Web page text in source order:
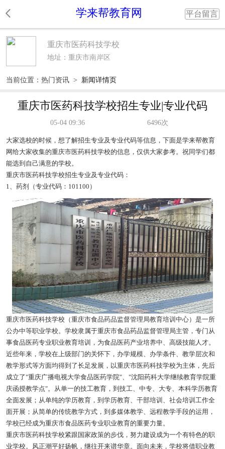
学来帮教育网 平台留言
重庆市医药科技学校
地址：重庆市南岸区
当前位置： 热门资讯 > 新闻详情页
重庆市医药科技学校招生专业|专业代码
05-04 09:36 6496次
大家选校的时候，想了解招生专业及专业代码等信息，下面是学来帮教育
网给大家收集的重庆市医药科技学校的信息，仅供大家参考。祝同学们都
能选到自己满意的学校。
重庆市医药科技学校招生专业及专业代码：
1、药剂（专业代码：101100）
重庆市医药科技学校（重庆市食品药品监督管理局教育培训中心）是一所
公办中等职业学校。学校隶属于重庆市食品药品监督管理局主管，专门从
事食品医药专业职业教育培训，为食品医药产业培养中、高级技能人才。
近些年来，学校在上级部门的关怀下，办学规模、办学条件、教学层次和
教学形式等方面均得到了长足发展，以重庆市医药科技学校为主体，先后
成立了"重庆广播电视大学食品医药学院"、"沈阳药科大学继续教育学院重
庆函授教学点"。从单一的技工教育，到技工、中专、大专、本科学历教育
全面发展；从单纯的学历教育，到学历教育、干部培训、社会培训工作全
面开展；从简单的传统教学方式，到多媒体教学、远程教学手段的运用，
学校已经成为重庆市食品医药专业职业教育的重要力量。
重庆市医药科技学校紧跟国家政策的步伐，努力建设成为一个有特色的职
业学校。风正潮平好扬帆，继往开来谱华章。面向未来，学校将借职业教